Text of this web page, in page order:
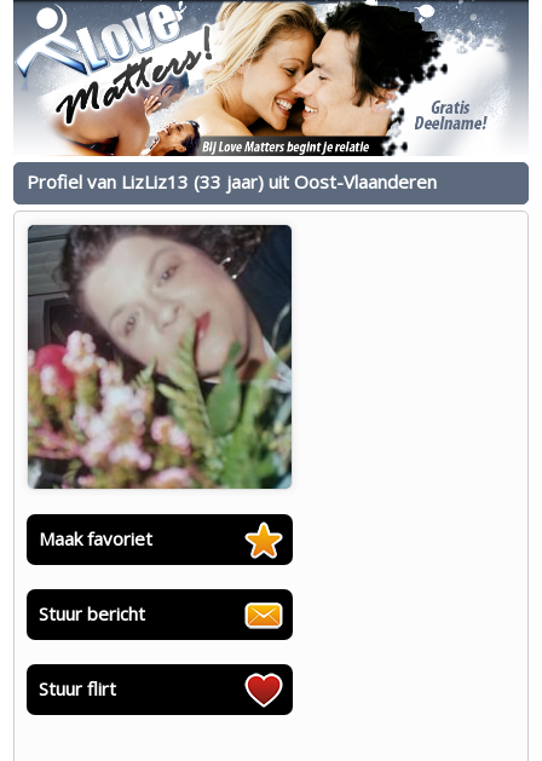
Profiel van LizLiz13 (33 jaar) uit Oost-Vlaanderen
Maak favoriet
Stuur bericht
Stuur flirt